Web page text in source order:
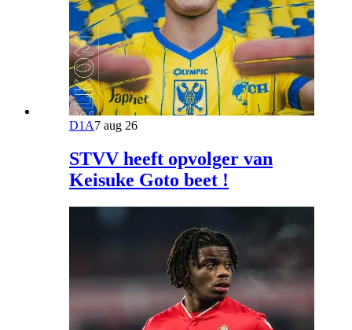
D1A7 aug 26
STVV heeft opvolger van
Keisuke Goto beet !